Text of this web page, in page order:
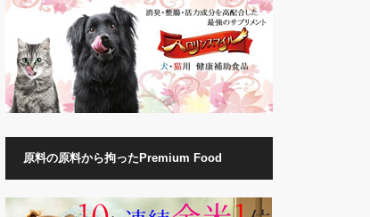
原料の原料から拘ったPremium Food